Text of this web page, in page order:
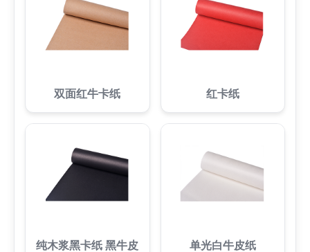
双面红牛卡纸 红卡纸
纯木浆黑卡纸 黑牛皮
单光白牛皮纸